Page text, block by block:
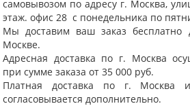
самовывозом по адресу г. Москва,
этаж. офис 28 с понедельника по
Мы доставим ваш заказ
Москве.
Адресная доставка по г. Москва
при сумме заказа от 35 000 руб.
Платная доставка по г. Москва
согласовывается дополнительно.